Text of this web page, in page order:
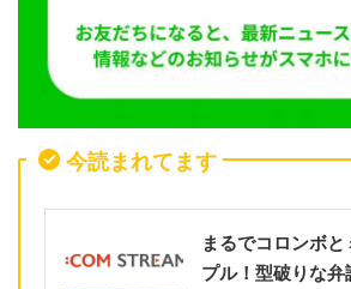
今読まれてます
まるでコロンボ
プル！型破りな弁